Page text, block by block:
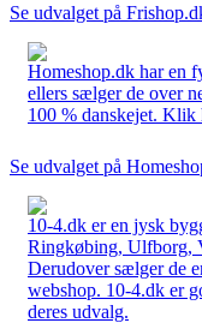
Se udvalget på
Homeshop.dk har en
ellers sælger de over
100 % danskejet. Klik
Se udvalget på
10-4.dk er en jysk
Ringkøbing, Ulfborg,
Derudover sælger de
webshop. 10-4.dk er
deres udvalg.